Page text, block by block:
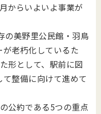
からいよいよ事業が
の美野里公民館・羽鳥
老朽化しているた
形として、駅前に図
整備に向けて進めて
公約である5つの重点